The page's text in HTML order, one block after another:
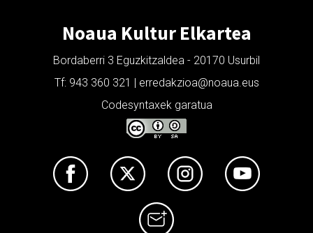
Noaua Kultur Elkartea
Bordaberri 3 Eguzkitzaldea - 20170 Usurbil
Tf: 943 360 321 | erredakzioa@noaua.eus
Codesyntaxek garatua